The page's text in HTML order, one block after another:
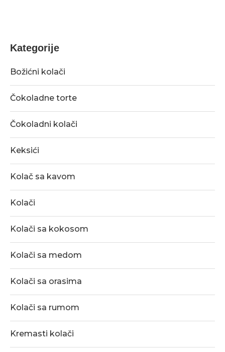
Kategorije
Božićni kolači
Čokoladne torte
Čokoladni kolači
Keksići
Kolač sa kavom
Kolači
Kolači sa kokosom
Kolači sa medom
Kolači sa orasima
Kolači sa rumom
Kremasti kolači